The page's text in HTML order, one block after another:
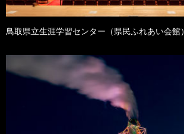
鳥取県立生涯学習センター（県民ふれあい会館）